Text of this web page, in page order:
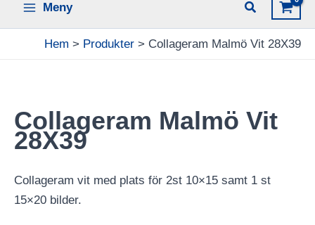
Meny
Hem Produkter Collageram Malmö Vit 28X39
Collageram Malmö Vit
28X39
Collageram vit med plats för 2st 10×15 samt 1 st
15×20 bilder.